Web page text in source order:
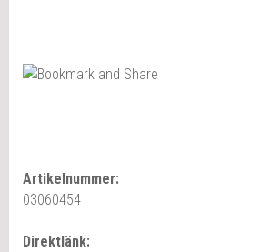
Artikelnummer:
03060454
Direktlänk: